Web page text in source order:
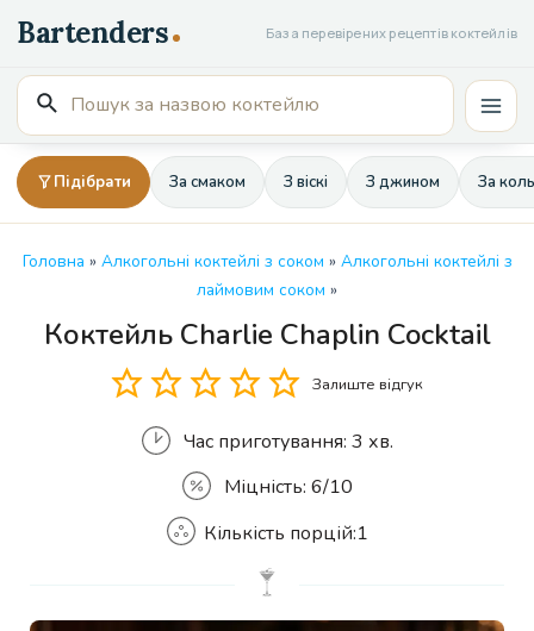
до
вмісту
База перевірених рецептів коктейлів
Пошук
для:
Підібрати За смаком З віскі З джином За
Головна » Алкогольні коктейлі з соком » Алкогольні коктейлі з
лаймовим соком »
Коктейль Charlie Chaplin Cocktail
Залиште відгук
Час приготування: 3 хв.
Міцність: 6/10
Кількість
Кількість порцій:1